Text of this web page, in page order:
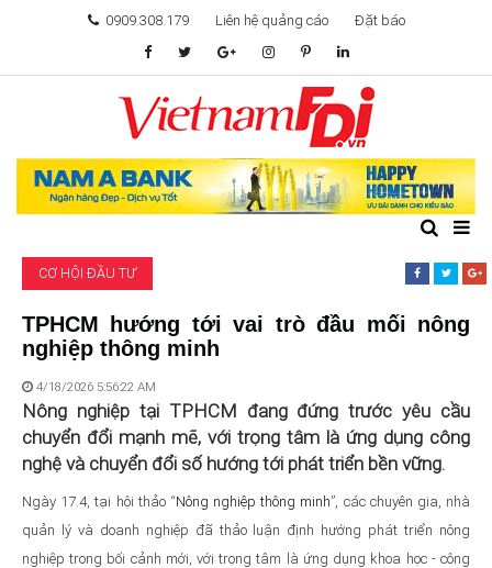
0909.308.179 Liên hệ quảng cáo Đặt báo
TÂM ĐIỂM ĐẦU TƯ
TÀI CHÍNH
KHỞI NGHIỆP
GIẢI TRÍ & CÔNG NGHỆ
CƠ HỘI ĐẦU TƯ
TPHCM hướng tới vai trò đầu mối nông
nghiệp thông minh
4/18/2026 5:56:22 AM
Nông nghiệp tại TPHCM đang đứng trước yêu cầu
chuyển đổi mạnh mẽ, với trọng tâm là ứng dụng công
nghệ và chuyển đổi số hướng tới phát triển bền vững.
Ngày 17.4, tại hội thảo “Nông nghiệp thông minh”, các chuyên gia, nhà
quản lý và doanh nghiệp đã thảo luận định hướng phát triển nông
nghiệp trong bối cảnh mới, với trọng tâm là ứng dụng khoa học - công